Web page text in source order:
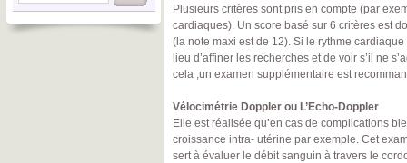
Plusieurs critères sont pris en compte (par
cardiaques). Un score basé sur 6 critères est
(la note maxi est de 12). Si le rythme
lieu d’affiner les recherches et de voir s’il ne
cela ,un examen supplémentaire est
Vélocimétrie Doppler ou L’Echo-Doppler
Elle est réalisée qu’en cas de complications
croissance intra- utérine par exemple. Cet
sert à évaluer le débit sanguin à travers le